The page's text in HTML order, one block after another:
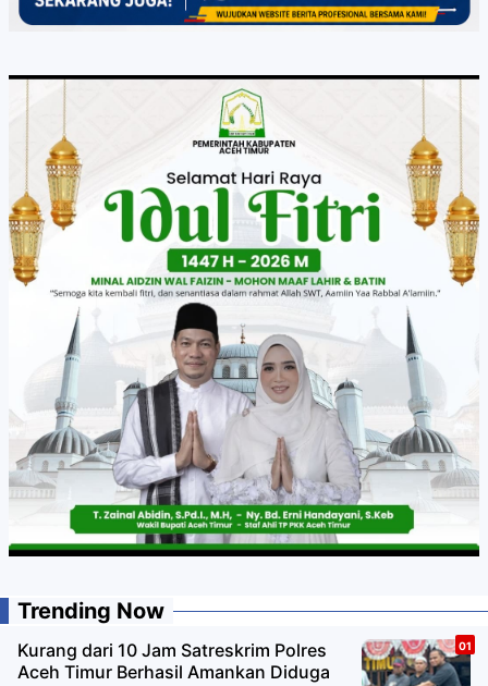
Trending Now
Kurang dari 10 Jam Satreskrim Polres
Aceh Timur Berhasil Amankan Diduga